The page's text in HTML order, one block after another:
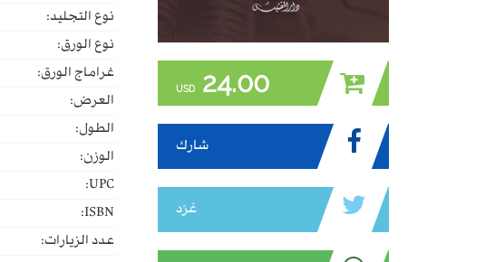
24.00
USD
شارك
غرّد
نوع التجليد:
نوع الورق:
غراماج الورق:
العرض:
الطول:
الوزن:
UPC:
ISBN:
عدد الزيارات: